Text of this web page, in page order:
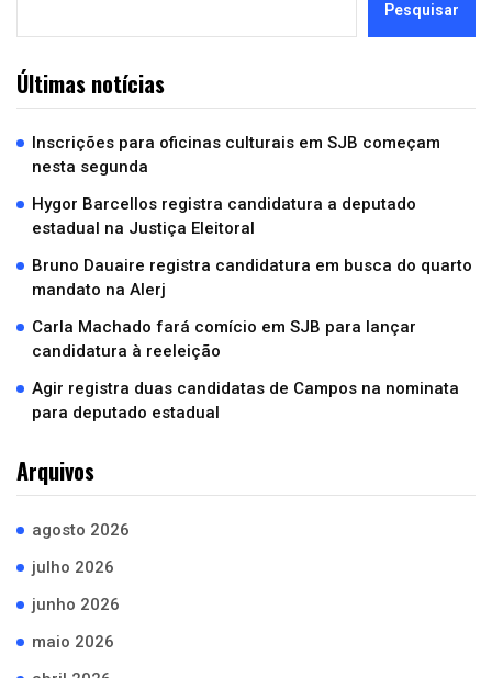
Pesquisar
Últimas notícias
Inscrições para oficinas culturais em SJB começam
nesta segunda
Hygor Barcellos registra candidatura a deputado
estadual na Justiça Eleitoral
Bruno Dauaire registra candidatura em busca do quarto
mandato na Alerj
Carla Machado fará comício em SJB para lançar
candidatura à reeleição
Agir registra duas candidatas de Campos na nominata
para deputado estadual
Arquivos
agosto 2026
julho 2026
junho 2026
maio 2026